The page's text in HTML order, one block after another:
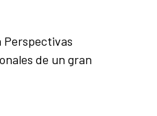
Perspectivas
de un gran